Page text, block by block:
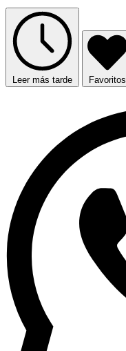
Leer más tarde Favoritos